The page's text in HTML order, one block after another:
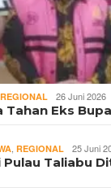
REGIONAL 26 Juni 2026
Tahan Eks
REGIONAL 25 Juni
Pulau Taliabu